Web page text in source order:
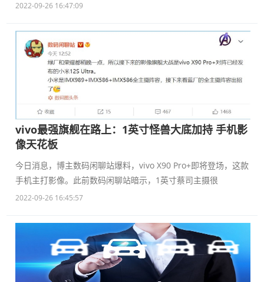
2022-09-26 16:47:09
vivo最强旗舰在路上：1英寸怪兽大底加持 手机影
像天花板
今日消息，博主数码闲聊站爆料，vivo X90 Pro+即将登场，这款
手机主打影像。此前数码闲聊站暗示，1英寸蔡司主摄很
2022-09-26 16:45:57